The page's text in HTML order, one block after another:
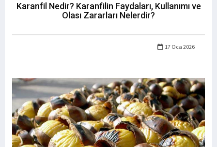
Karanfil Nedir? Karanfilin Faydaları, Kullanımı ve
Olası Zararları Nelerdir?
17 Oca 2026